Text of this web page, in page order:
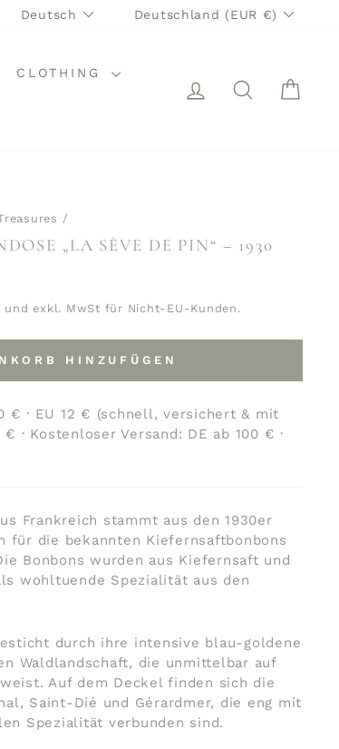
SPRACHE
Deutsch WÄHRUNG
Deutschland (EUR €)
CLOTHING
EINLOGGEN
SUCHE
/
„LA SÈVE DE PIN“ – 1930
exkl. MwSt für Nicht-EU-Kunden.
HINZUFÜGEN
€ · EU 12 € (schnell, versichert & mit
· Kostenloser Versand: DE ab 100 € ·
Frankreich stammt aus den 1930er
für die bekannten Kiefernsaftbonbons
Bonbons wurden aus Kiefernsaft und
wohltuende Spezialität aus den
durch ihre intensive blau-goldene
Waldlandschaft, die unmittelbar auf
Auf dem Deckel finden sich die
Saint-Dié und Gérardmer, die eng mit
Spezialität verbunden sind.